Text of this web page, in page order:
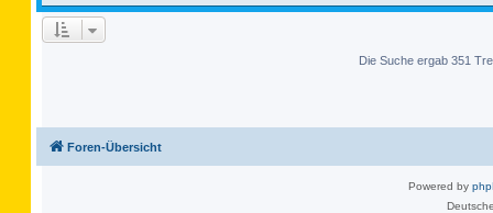
Die Suche ergab 351
Foren-Übersicht
Powered by